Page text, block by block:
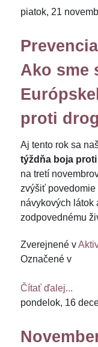
piatok, 21
Ako sme
proti
Aj tento rok sa
týždňa boja
na tretí
zvýšiť
návykových látok
zodpovednému
Zverejnené v
Označené v
Čítať ďalej...
pondelok, 16